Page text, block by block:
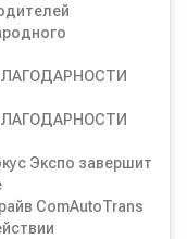
Экспо завершит
ComAutoTrans